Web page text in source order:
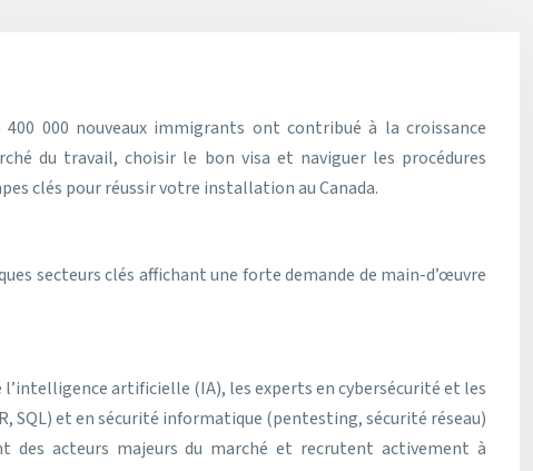
du travail, choisir le bon visa et naviguer les procédures
clés pour réussir votre installation au Canada.
secteurs clés affichant une forte demande de main-d’œuvre
l’intelligence artificielle (IA), les experts en cybersécurité et les
SQL) et en sécurité informatique (pentesting, sécurité réseau)
des acteurs majeurs du marché et recrutent activement à